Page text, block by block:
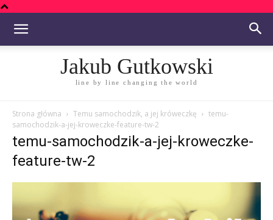
Jakub Gutkowski
line by line changing the world
Strona główna Temu samochodzik, a jej króweczkę
temu-
samochodzik-a-jej-kroweczke-feature-tw-2
temu-samochodzik-a-jej-kroweczke-
feature-tw-2